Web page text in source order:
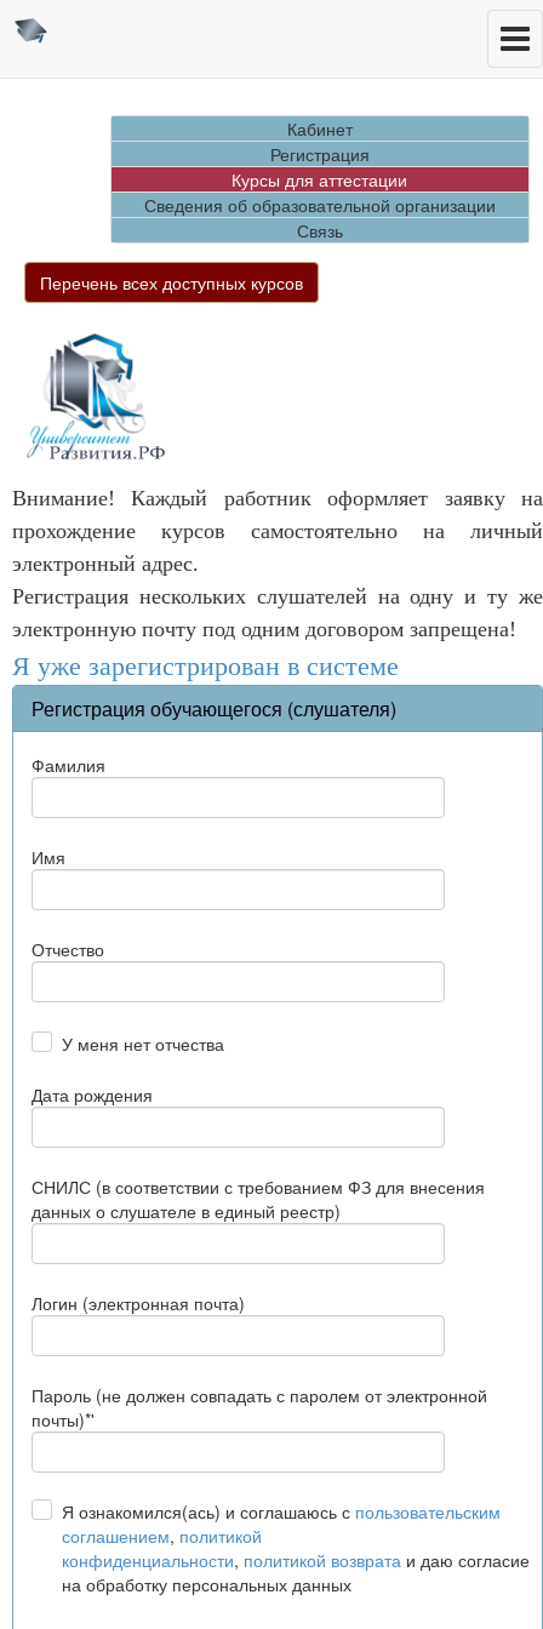
Кабинет
Регистрация
Курсы для аттестации
Сведения об образовательной организации
Связь
Перечень всех доступных курсов
Внимание! Каждый работник оформляет заявку на
прохождение курсов самостоятельно на личный
электронный адрес.
Регистрация нескольких слушателей на одну и ту же
электронную почту под одним договором запрещена!
Я уже зарегистрирован в системе
Регистрация обучающегося (слушателя)
Фамилия
Имя
Отчество
У меня нет отчества
Дата рождения
СНИЛС (в соответствии с требованием ФЗ для внесения
данных о слушателе в единый реестр)
Логин (электронная почта)
Пароль (не должен совпадать с паролем от электронной
почты)*'
Я ознакомился(ась) и соглашаюсь с пользовательским
соглашением, политикой
конфиденциальности, политикой возврата и даю согласие
на обработку персональных данных